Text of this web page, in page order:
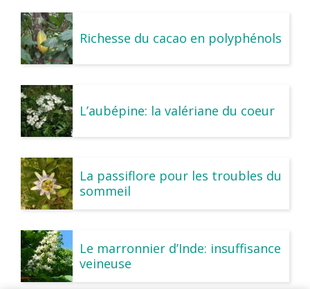
Richesse du cacao en polyphénols
L’aubépine: la valériane du coeur
La passiflore pour les troubles du
sommeil
Le marronnier d’Inde: insuffisance
veineuse